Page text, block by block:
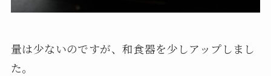
量は少ないのですが、和食器を少しアップしまし
た。